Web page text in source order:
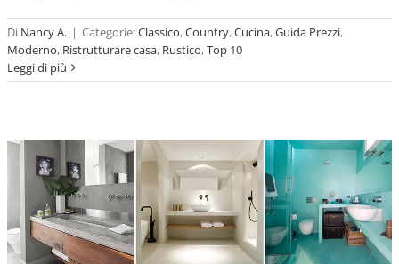
Di Nancy A. | Categorie:Classico,Country,Cucina,Guida Prezzi,
Moderno, Ristrutturare casa, Rustico,Top 10
Leggi di più